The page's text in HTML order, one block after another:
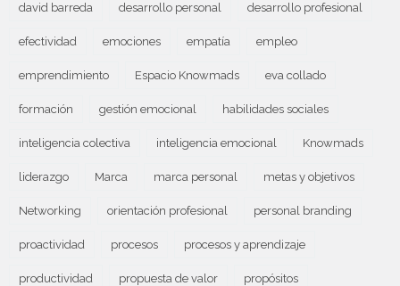
david barreda desarrollo personal desarrollo profesional
efectividad emociones empatía empleo
emprendimiento Espacio Knowmads eva collado
formación gestión emocional habilidades sociales
inteligencia colectiva inteligencia emocional Knowmads
liderazgo Marca marca personal metas y objetivos
Networking orientación profesional personal branding
proactividad procesos procesos y aprendizaje
productividad propuesta de valor propósitos